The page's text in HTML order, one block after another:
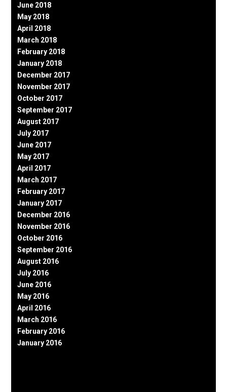
June 2018
May 2018
April 2018
March 2018
February 2018
January 2018
December 2017
November 2017
October 2017
September 2017
August 2017
July 2017
June 2017
May 2017
April 2017
March 2017
February 2017
January 2017
December 2016
November 2016
October 2016
September 2016
August 2016
July 2016
June 2016
May 2016
April 2016
March 2016
February 2016
January 2016